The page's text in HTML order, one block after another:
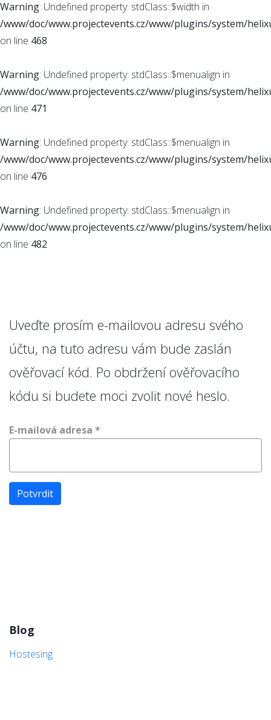
Warning: Undefined property: stdClass::$width in
/www/doc/www.projectevents.cz/www/plugins/system/
on line 468
Warning: Undefined property: stdClass::$menualign in
/www/doc/www.projectevents.cz/www/plugins/system/
on line 471
Warning: Undefined property: stdClass::$menualign in
/www/doc/www.projectevents.cz/www/plugins/system/
on line 476
Warning: Undefined property: stdClass::$menualign in
/www/doc/www.projectevents.cz/www/plugins/system/
on line 482
Uveďte prosím e-mailovou adresu svého
účtu, na tuto adresu vám bude zaslán
ověřovací kód. Po obdržení ověřovacího
kódu si budete moci zvolit nové heslo.
E-mailová adresa *
Potvrdit
Blog
Hostesing